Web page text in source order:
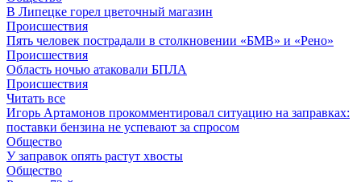
В Липецке горел цветочный магазин
Происшествия
Пять человек пострадали в столкновении «БМВ» и «Рено»
Происшествия
Область ночью атаковали БПЛА
Происшествия
Читать все
Игорь Артамонов прокомментировал ситуацию на заправках:
поставки бензина не успевают за спросом
Общество
У заправок опять растут хвосты
Общество